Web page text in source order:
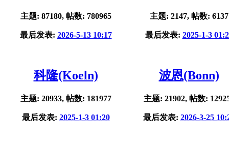
主题: 87180, 帖数: 780965
最后发表: 2026-5-13 10:17
主题: 2147, 帖数: 6137
最后发表: 2025-1-3
科隆(Koeln)
主题: 20933, 帖数: 181977
最后发表: 2025-1-3 01:20
波恩(Bonn)
主题: 21902, 帖数:
最后发表: 2026-3-25